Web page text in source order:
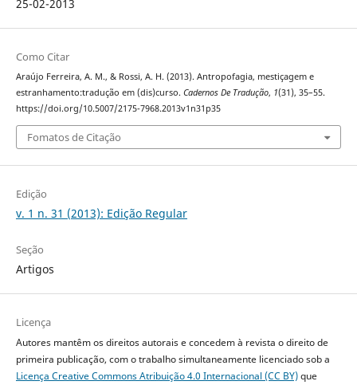
25-02-2013
Como Citar
Araújo Ferreira, A. M., & Rossi, A. H. (2013). Antropofagia, mestiçagem e
estranhamento:tradução em (dis)curso. Cadernos De Tradução, 1(31), 35–55.
https://doi.org/10.5007/2175-7968.2013v1n31p35
Fomatos de Citação
Edição
v. 1 n. 31 (2013): Edição Regular
Seção
Artigos
Licença
Autores mantêm os direitos autorais e concedem à revista o direito de
primeira publicação, com o trabalho simultaneamente licenciado sob a
Licença Creative Commons Atribuição 4.0 Internacional (CC BY)que